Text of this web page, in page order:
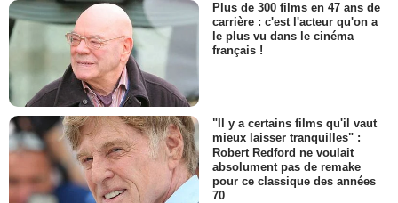
Plus de 300 films en 47 ans de
carrière : c'est l'acteur qu'on a
le plus vu dans le cinéma
français !
"Il y a certains films qu'il vaut
mieux laisser tranquilles" :
Robert Redford ne voulait
absolument pas de remake
pour ce classique des années
70